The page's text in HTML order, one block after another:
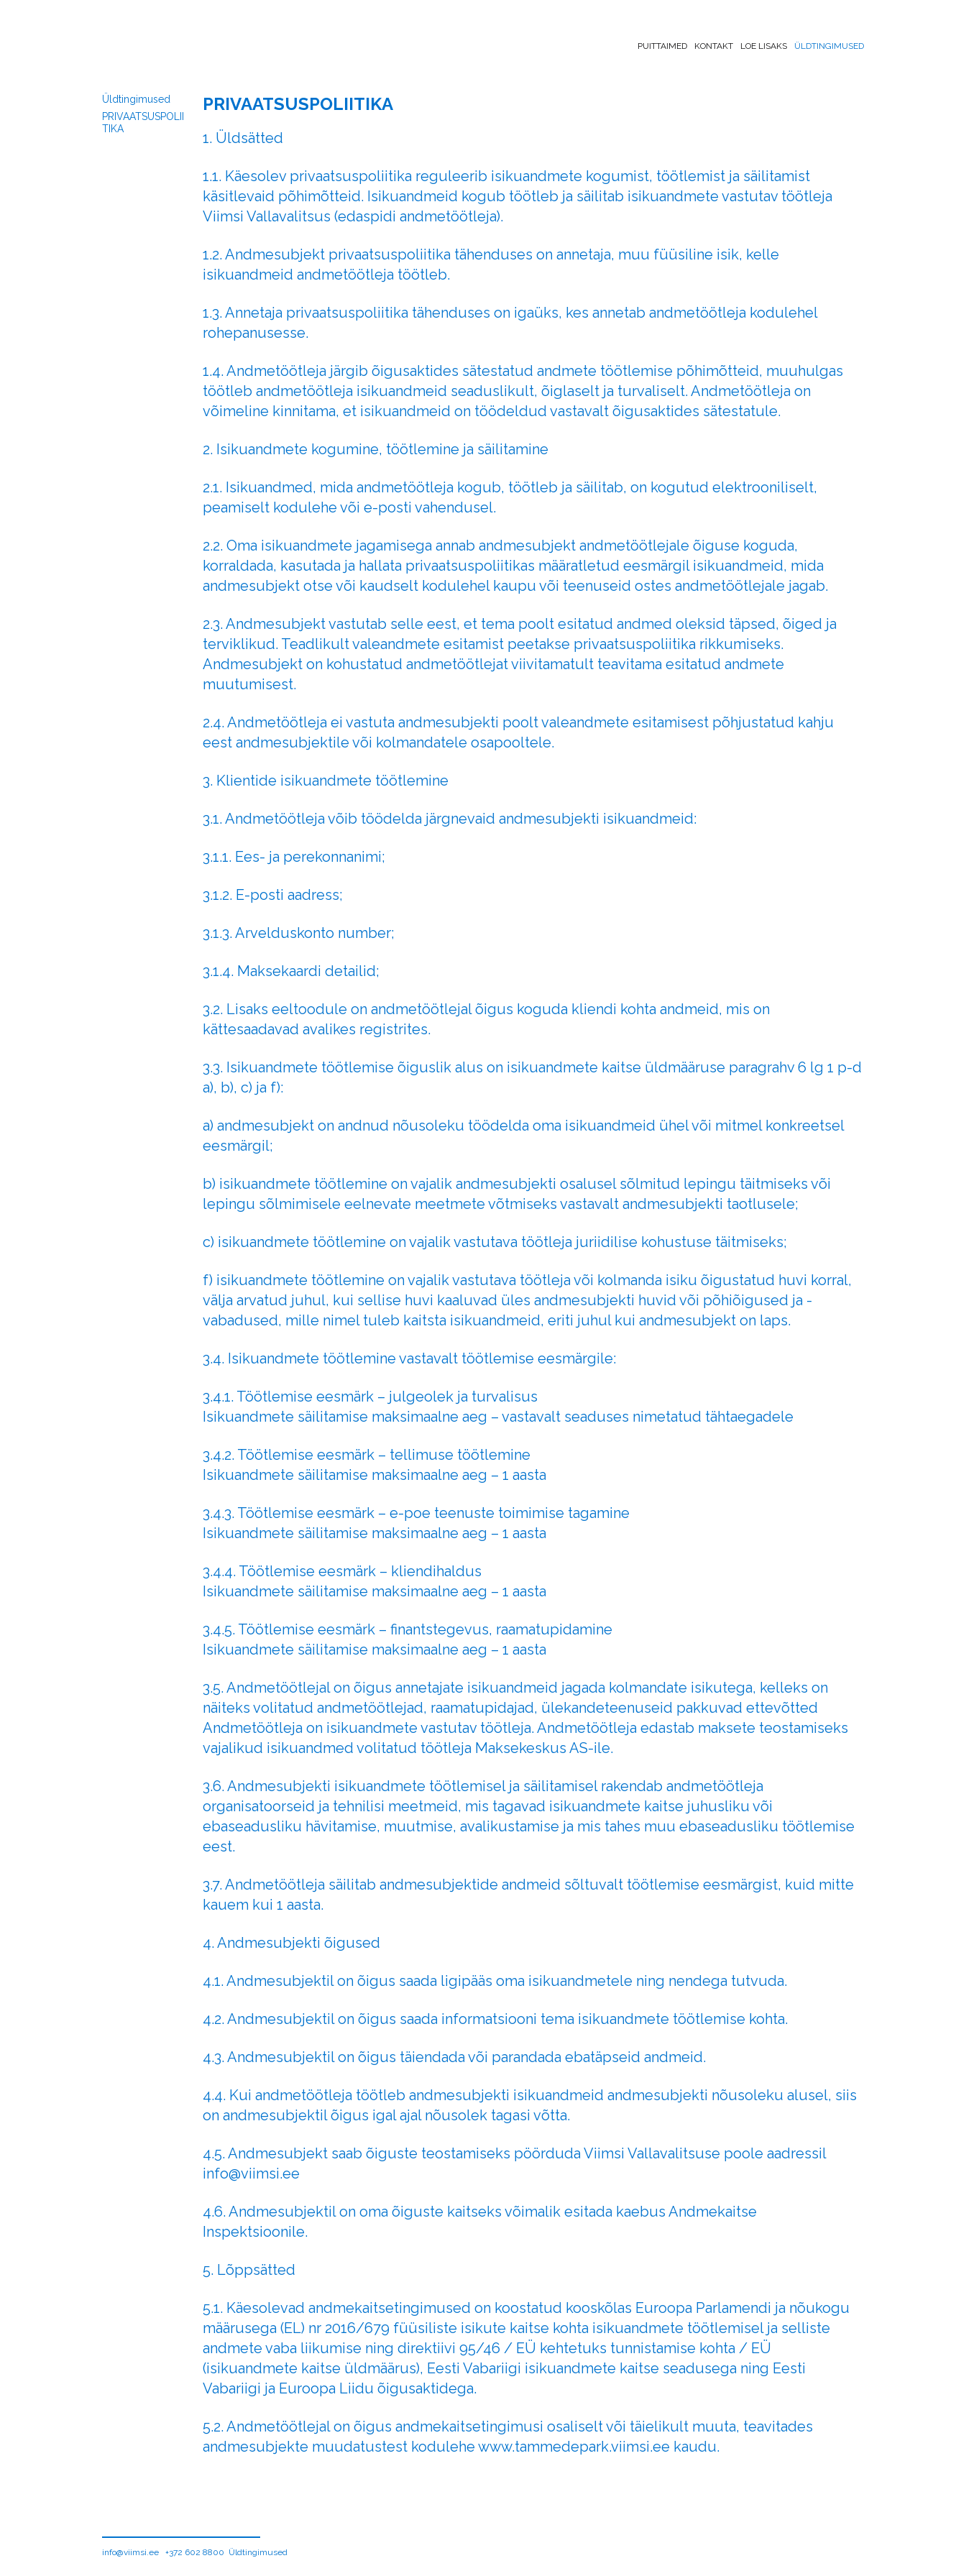
PUITTAIMED KONTAKT LOE LISAKS ÜLDTINGIMUSED
Üldtingimused
PRIVAATSUSPOLII
TIKA
PRIVAATSUSPOLIITIKA
1. Üldsätted
1.1. Käesolev privaatsuspoliitika reguleerib isikuandmete kogumist, töötlemist ja säilitamist
käsitlevaid põhimõtteid. Isikuandmeid kogub töötleb ja säilitab isikuandmete vastutav töötleja
Viimsi Vallavalitsus (edaspidi andmetöötleja).
1.2. Andmesubjekt privaatsuspoliitika tähenduses on annetaja, muu füüsiline isik, kelle
isikuandmeid andmetöötleja töötleb.
1.3. Annetaja privaatsuspoliitika tähenduses on igaüks, kes annetab andmetöötleja kodulehel
rohepanusesse.
1.4. Andmetöötleja järgib õigusaktides sätestatud andmete töötlemise põhimõtteid, muuhulgas
töötleb andmetöötleja isikuandmeid seaduslikult, õiglaselt ja turvaliselt. Andmetöötleja on
võimeline kinnitama, et isikuandmeid on töödeldud vastavalt õigusaktides sätestatule.
2. Isikuandmete kogumine, töötlemine ja säilitamine
2.1. Isikuandmed, mida andmetöötleja kogub, töötleb ja säilitab, on kogutud elektrooniliselt,
peamiselt kodulehe või e-posti vahendusel.
2.2. Oma isikuandmete jagamisega annab andmesubjekt andmetöötlejale õiguse koguda,
korraldada, kasutada ja hallata privaatsuspoliitikas määratletud eesmärgil isikuandmeid, mida
andmesubjekt otse või kaudselt kodulehel kaupu või teenuseid ostes andmetöötlejale jagab.
2.3. Andmesubjekt vastutab selle eest, et tema poolt esitatud andmed oleksid täpsed, õiged ja
terviklikud. Teadlikult valeandmete esitamist peetakse privaatsuspoliitika rikkumiseks.
Andmesubjekt on kohustatud andmetöötlejat viivitamatult teavitama esitatud andmete
muutumisest.
2.4. Andmetöötleja ei vastuta andmesubjekti poolt valeandmete esitamisest põhjustatud kahju
eest andmesubjektile või kolmandatele osapooltele.
3. Klientide isikuandmete töötlemine
3.1. Andmetöötleja võib töödelda järgnevaid andmesubjekti isikuandmeid:
3.1.1. Ees- ja perekonnanimi;
3.1.2. E-posti aadress;
3.1.3. Arvelduskonto number;
3.1.4. Maksekaardi detailid;
3.2. Lisaks eeltoodule on andmetöötlejal õigus koguda kliendi kohta andmeid, mis on
kättesaadavad avalikes registrites.
3.3. Isikuandmete töötlemise õiguslik alus on isikuandmete kaitse üldmääruse paragrahv 6 lg 1 p-d
a), b), c) ja f):
a) andmesubjekt on andnud nõusoleku töödelda oma isikuandmeid ühel või mitmel konkreetsel
eesmärgil;
b) isikuandmete töötlemine on vajalik andmesubjekti osalusel sõlmitud lepingu täitmiseks või
lepingu sõlmimisele eelnevate meetmete võtmiseks vastavalt andmesubjekti taotlusele;
c) isikuandmete töötlemine on vajalik vastutava töötleja juriidilise kohustuse täitmiseks;
f) isikuandmete töötlemine on vajalik vastutava töötleja või kolmanda isiku õigustatud huvi korral,
välja arvatud juhul, kui sellise huvi kaaluvad üles andmesubjekti huvid või põhiõigused ja -
vabadused, mille nimel tuleb kaitsta isikuandmeid, eriti juhul kui andmesubjekt on laps.
3.4. Isikuandmete töötlemine vastavalt töötlemise eesmärgile:
3.4.1. Töötlemise eesmärk – julgeolek ja turvalisus
Isikuandmete säilitamise maksimaalne aeg – vastavalt seaduses nimetatud tähtaegadele
3.4.2. Töötlemise eesmärk – tellimuse töötlemine
Isikuandmete säilitamise maksimaalne aeg – 1 aasta
3.4.3. Töötlemise eesmärk – e-poe teenuste toimimise tagamine
Isikuandmete säilitamise maksimaalne aeg – 1 aasta
3.4.4. Töötlemise eesmärk – kliendihaldus
Isikuandmete säilitamise maksimaalne aeg – 1 aasta
3.4.5. Töötlemise eesmärk – finantstegevus, raamatupidamine
Isikuandmete säilitamise maksimaalne aeg – 1 aasta
3.5. Andmetöötlejal on õigus annetajate isikuandmeid jagada kolmandate isikutega, kelleks on
näiteks volitatud andmetöötlejad, raamatupidajad, ülekandeteenuseid pakkuvad ettevõtted
Andmetöötleja on isikuandmete vastutav töötleja. Andmetöötleja edastab maksete teostamiseks
vajalikud isikuandmed volitatud töötleja Maksekeskus AS-ile.
3.6. Andmesubjekti isikuandmete töötlemisel ja säilitamisel rakendab andmetöötleja
organisatoorseid ja tehnilisi meetmeid, mis tagavad isikuandmete kaitse juhusliku või
ebaseadusliku hävitamise, muutmise, avalikustamise ja mis tahes muu ebaseadusliku töötlemise
eest.
3.7. Andmetöötleja säilitab andmesubjektide andmeid sõltuvalt töötlemise eesmärgist, kuid mitte
kauem kui 1 aasta.
4. Andmesubjekti õigused
4.1. Andmesubjektil on õigus saada ligipääs oma isikuandmetele ning nendega tutvuda.
4.2. Andmesubjektil on õigus saada informatsiooni tema isikuandmete töötlemise kohta.
4.3. Andmesubjektil on õigus täiendada või parandada ebatäpseid andmeid.
4.4. Kui andmetöötleja töötleb andmesubjekti isikuandmeid andmesubjekti nõusoleku alusel, siis
on andmesubjektil õigus igal ajal nõusolek tagasi võtta.
4.5. Andmesubjekt saab õiguste teostamiseks pöörduda Viimsi Vallavalitsuse poole aadressil
info@viimsi.ee
4.6. Andmesubjektil on oma õiguste kaitseks võimalik esitada kaebus Andmekaitse
Inspektsioonile.
5. Lõppsätted
5.1. Käesolevad andmekaitsetingimused on koostatud kooskõlas Euroopa Parlamendi ja nõukogu
määrusega (EL) nr 2016/679 füüsiliste isikute kaitse kohta isikuandmete töötlemisel ja selliste
andmete vaba liikumise ning direktiivi 95/46 / EÜ kehtetuks tunnistamise kohta / EÜ
(isikuandmete kaitse üldmäärus), Eesti Vabariigi isikuandmete kaitse seadusega ning Eesti
Vabariigi ja Euroopa Liidu õigusaktidega.
5.2. Andmetöötlejal on õigus andmekaitsetingimusi osaliselt või täielikult muuta, teavitades
andmesubjekte muudatustest kodulehe www.tammedepark.viimsi.ee kaudu.
info@viimsi.ee +372 602 8800 Üldtingimused